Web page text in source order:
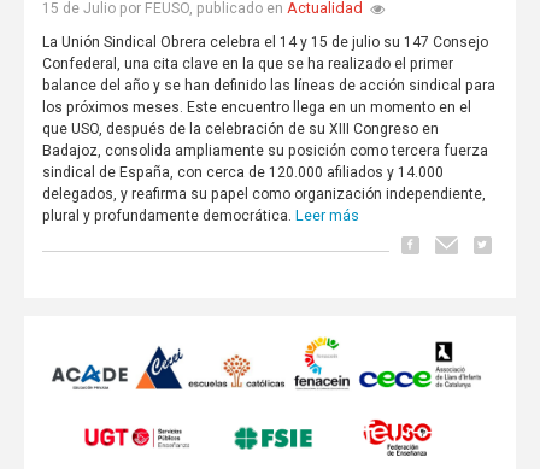
15 de Julio por FEUSO, publicado en Actualidad
La Unión Sindical Obrera celebra el 14 y 15 de julio su 147 Consejo
Confederal, una cita clave en la que se ha realizado el primer
balance del año y se han definido las líneas de acción sindical para
los próximos meses. Este encuentro llega en un momento en el
que USO, después de la celebración de su XIII Congreso en
Badajoz, consolida ampliamente su posición como tercera fuerza
sindical de España, con cerca de 120.000 afiliados y 14.000
delegados, y reafirma su papel como organización independiente,
plural y profundamente democrática. Leer más